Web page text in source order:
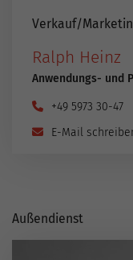
Verkauf​/​
Ralph Heinz
Anwendungs- und
+49 5973 30-47
E-Mail
Außendienst